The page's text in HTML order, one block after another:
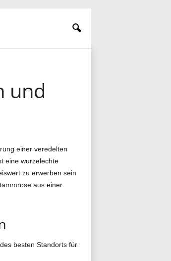
und
einer veredelten
eine wurzelechte
zu erwerben sein
aus einer
besten Standorts für